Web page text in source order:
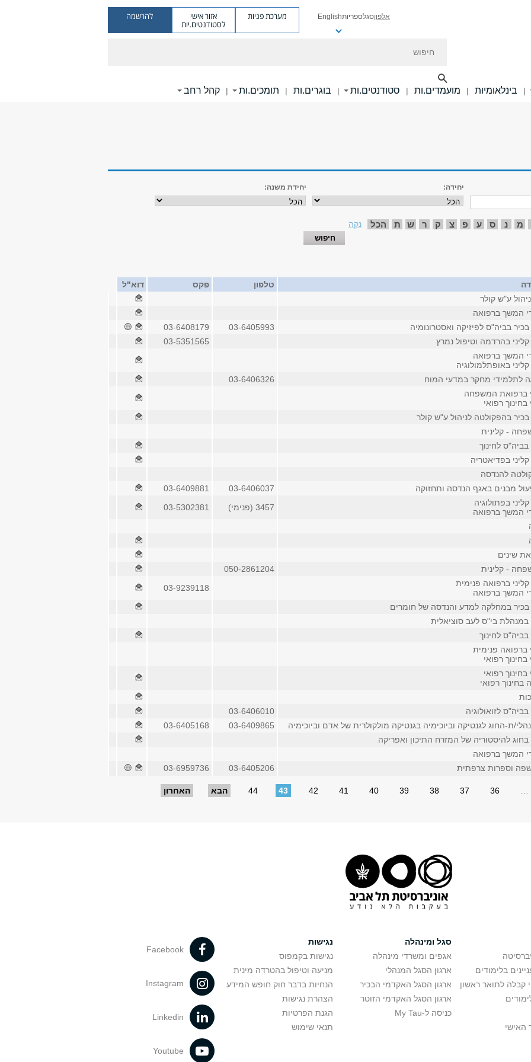
אלפוןסגלספריותEnglish מערכת פניות אזור אישי
לסטודנטים.יות
להרשמה
| בינלאומיות | מועמדים.ות | סטודנטים.ות | בוגרים.ות | תומכים.ות | קהל רחב
יחידה: יחידת משנה:
מ נ ס ע פ צ ק ר ש ת הכל נקה
טלפון פקס
דוא"ל
ע"ש קולר
המשך ברפואה
בביה"ס לפיזיקה ואסטרונומיה
03-6405993
03-6408179
בהרדמה וטיפול נמרץ
03-5351565
המשך ברפואה
באופתלמולוגיה
ה לתלמידי מחקר במדעי המוח
03-6406326
ברפואת המשפחה
בחינוך רפואי
בהפקולטה לניהול ע"ש קולר
- קלינית
לחינוך
בפדיאטריה
להנדסה
מבנים באגף הנדסה ותחזוקה
03-6406037
03-6409881
בפתולוגיה
המשך ברפואה
3457 (פנימי)
03-5302381
שינים
- קלינית
050-2861204
ברפואה פנימית
המשך ברפואה
03-9239118
במחלקה למדע והנדסה של חומרים
במנהלת בי"ס לעב סוציאלית
לחינוך
ברפואה פנימית
בחינוך רפואי
בחינוך רפואי
בחינוך רפואי
לזואולוגיה
03-6406010
ת-החוג לגנטיקה וביוכימיה בגנטיקה מולקולרית של אדם וביוכימיה
03-6409865
03-6405168
להיסטוריה של המזרח התיכון ואפריקה
המשך ברפואה
וספרות צרפתית
03-6405206
03-6959736
36
37
38
39
40
41
42
43
44 הבא האחרון
בלימודים
קבלה לתואר ראשון
האישי
סגל ומינהלה
אגפים ומשרדי מינהלה
ארגון הסגל המנהלי
ארגון הסגל האקדמי הבכיר
ארגון הסגל האקדמי הזוטר
כניסה ל-My Tau
נגישות
נגישות בקמפוס
מניעה וטיפול בהטרדה מינית
הנחיות בדבר חוק חופש המידע
הצהרת נגישות
הגנת הפרטיות
תנאי שימוש
Facebook
Instagram
Linkedin
Youtube